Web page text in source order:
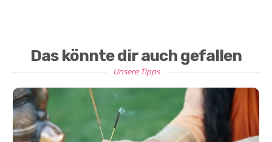
Das könnte dir auch gefallen
Unsere Tipps